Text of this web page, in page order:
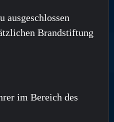
ausgeschlossen
Brandstiftung
im Bereich des